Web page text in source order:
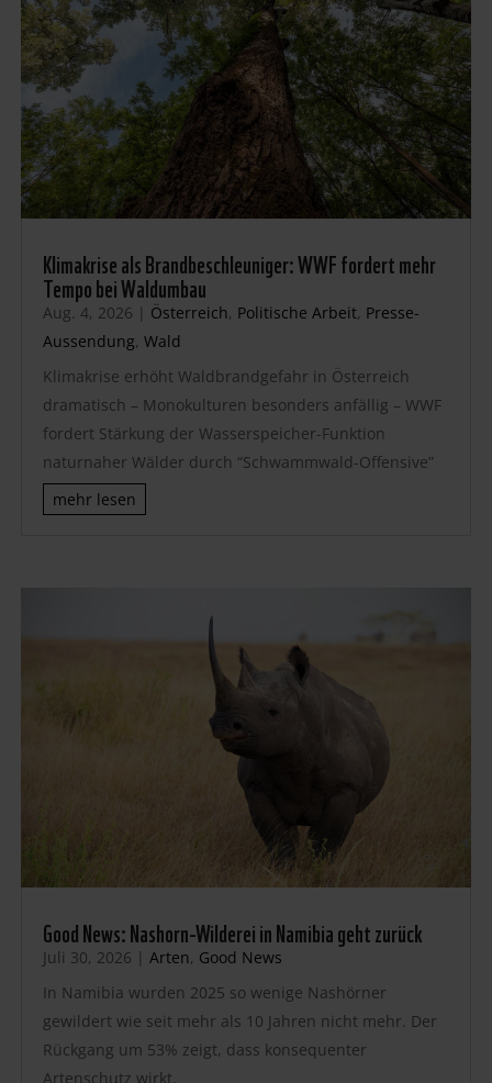
Klimakrise als Brandbeschleuniger: WWF fordert mehr
Tempo bei Waldumbau
Aug. 4, 2026 | Österreich, Politische Arbeit, Presse-
Aussendung, Wald
Klimakrise erhöht Waldbrandgefahr in Österreich
dramatisch – Monokulturen besonders anfällig – WWF
fordert Stärkung der Wasserspeicher-Funktion
naturnaher Wälder durch “Schwammwald-Offensive”
mehr lesen
Good News: Nashorn-Wilderei in Namibia geht zurück
Juli 30, 2026 | Arten, Good News
In Namibia wurden 2025 so wenige Nashörner
gewildert wie seit mehr als 10 Jahren nicht mehr. Der
Rückgang um 53% zeigt, dass konsequenter
Artenschutz wirkt.